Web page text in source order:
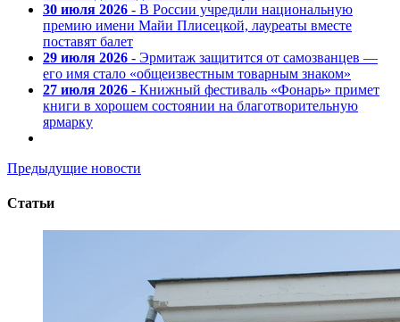
30 июля 2026 - В России учредили национальную
премию имени Майи Плисецкой, лауреаты вместе
поставят балет
29 июля 2026 - Эрмитаж защитится от самозванцев —
его имя стало «общеизвестным товарным знаком»
27 июля 2026 - Книжный фестиваль «Фонарь» примет
книги в хорошем состоянии на благотворительную
ярмарку
Предыдущие новости
Статьи